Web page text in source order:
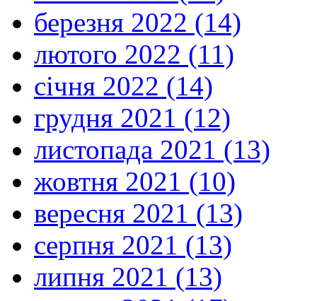
березня 2022 (14)
лютого 2022 (11)
січня 2022 (14)
грудня 2021 (12)
листопада 2021 (13)
жовтня 2021 (10)
вересня 2021 (13)
серпня 2021 (13)
липня 2021 (13)